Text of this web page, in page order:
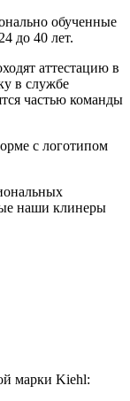
обученные
до 40 лет.
аттестацию в
в службе
частью команды
с логотипом
наши клинеры
марки Kiehl: